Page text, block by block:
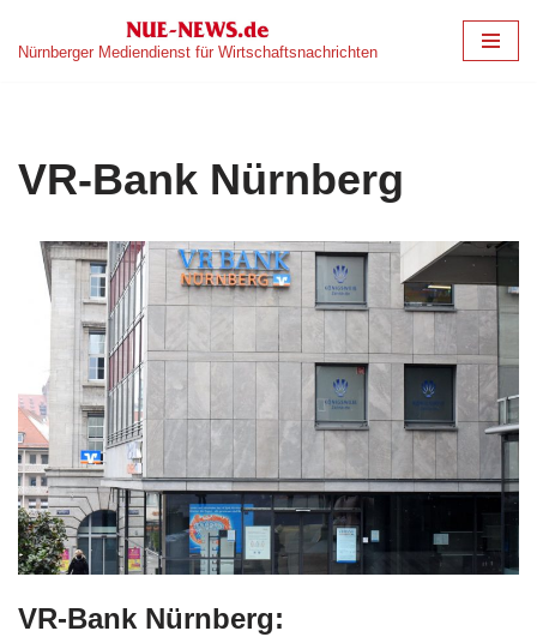
Zum
Nürnberger Mediendienst für Wirtschaftsnachrichten
VR-Bank Nürnberg
VR-Bank Nürnberg: